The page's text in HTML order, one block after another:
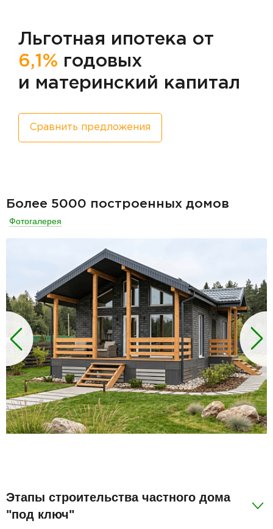
Льготная ипотека от
6,1% годовых
и материнский капитал
Сравнить предложения
Более 5000 построенных домов
Фотогалерея
Этапы строительства частного дома
"под ключ"